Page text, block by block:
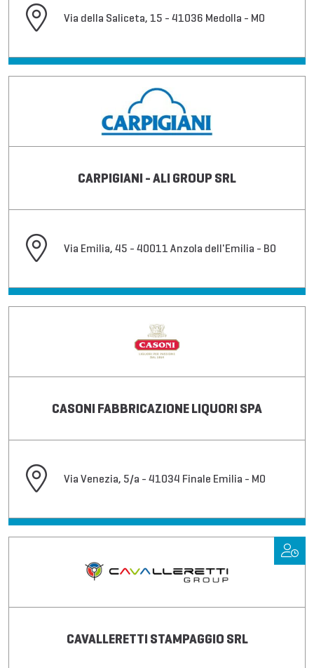
Via della Saliceta, 15 - 41036 Medolla - MO
CARPIGIANI - ALI GROUP SRL
Via Emilia, 45 - 40011 Anzola dell'Emilia - BO
CASONI FABBRICAZIONE LIQUORI SPA
Via Venezia, 5/a - 41034 Finale Emilia - MO
CAVALLERETTI STAMPAGGIO SRL